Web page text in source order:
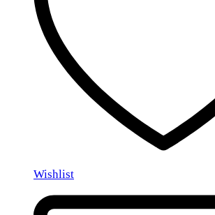
Wishlist